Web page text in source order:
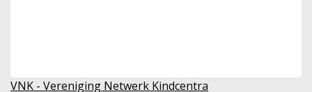
VNK - Vereniging Netwerk Kindcentra